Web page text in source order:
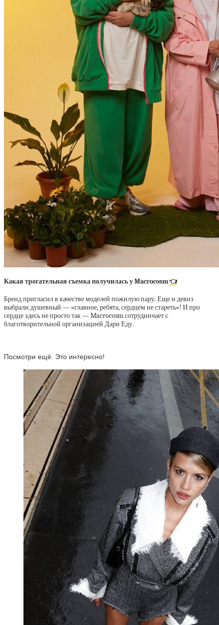
Какая трогательная съемка получилась у Macrocosm👈
Бренд пригласил в качестве моделей пожилую пару. Еще и девиз
выбрали душевный — «главное, ребята, сердцем не стареть»! И про
сердце здесь не просто так — Macrocosm сотрудничает с
благотворительной организацией Дари Еду.
Посмотри ещё. Это интересно!